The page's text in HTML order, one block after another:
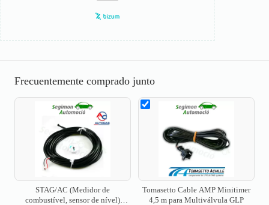
Frecuentemente comprado junto
STAG/AC (Medidor de
combustível, sensor de nível)
Tomasetto Cable AMP Minitimer
4,5 m para Multiválvula GLP